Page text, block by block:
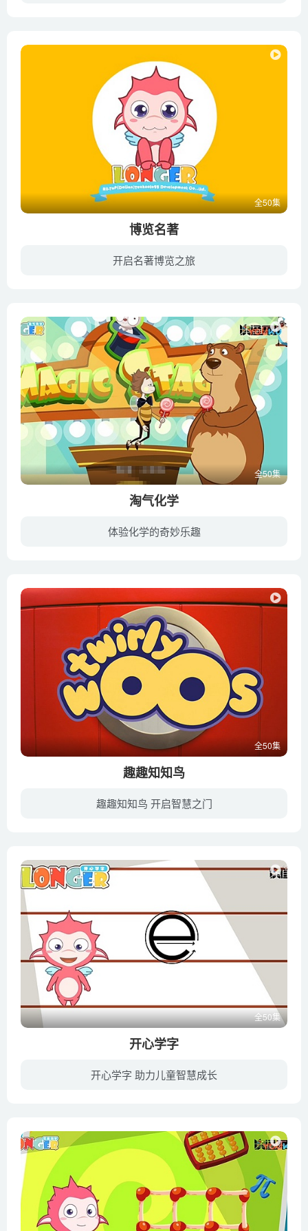
全50集
博览名著
开启名著博览之旅
全50集
淘气化学
体验化学的奇妙乐趣
全50集
趣趣知知鸟
趣趣知知鸟 开启智慧之门
全50集
开心学字
开心学字 助力儿童智慧成长